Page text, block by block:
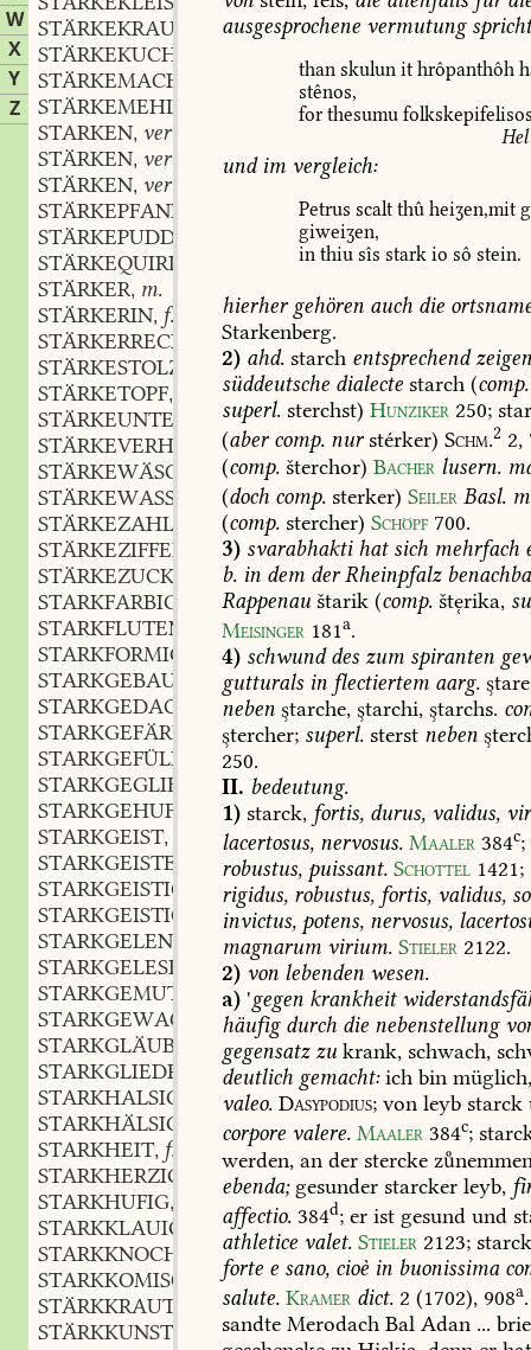
W
X
Y
Z
STÄRKEKRAUT
STÄRKEKUCHEN
STÄRKEMACHER
STÄRKEMEHL
STARKEN, verb.
STÄRKEN, verb.
STÄRKEN, verb.
STÄRKEPFANNKUCHEN
m.
STÄRKEPUDDING
STÄRKEQUIRL
STÄRKER, m.
STÄRKERIN, f.
STÄRKERRECHT
n.
STÄRKESTOLZ
STÄRKETOPF,
STÄRKEUNTERSCHIED,m.
STÄRKEVERHÄLTNIS,n.
STÄRKEWÄSCHE
f.
STÄRKEWASSER
n.
STÄRKEZAHL
STÄRKEZIFFER
STÄRKEZUCKER
m.
STARKFARBIG
STARKFLUTEND
adj.
STARKFORMIG
adj.
STARKGEBAUT
adj.
STARKGEDACKT
n.
STARKGEFÄRBT
adj.
STARKGEFÜLLT
adj.
STARKGEGLIEDERT,
adj.
STARKGEHUFT
adj.
STARKGEIST,
STARKGEISTEREI
f.
STARKGEISTIG
adj.
STARKGEISTIGKEIT,f.
STARKGELENDET
adj.
STARKGELESEN
adj.
STARKGEMUT
STARKGEWACHSEN,adj.
STARKGLÄUBIG
adj.
STARKGLIEDRIG
adj.
STARKHALSIG
STARKHÄLSIG
STARKHEIT, f.
STARKHERZIG
STARKHUFIG,
STARKKLAUIG
adj.
STARKKNOCHIG
adj.
STARKKOMISCH
adj.
STÄRKKRAUT
STÄRKKUNST
ausgesprochene vermutung
than skulun it hrôpanthôh
stênos,
for thesumu
undim vergleich:
Petrus scalt thû heiʒen,mit
giweiʒen,
in thiu sîs stark io sô stein.
hierhergehören auch die
Starkenberg.
2) ahd. starch entsprechend
süddeutsche dialecte starch (comp.
superl. sterchst) Hunziker 250;
(abercomp. nurstérker) Schm.2 2,
(comp. šterchor) Bacher lusern.
(doch comp. sterker) Seiler Basl.
(comp. stercher) Schöpf 700.
3) svarabhaktihatsich mehrfach
b. in dem derRheinpfalz
Rappenau štarik (comp. štrika,
Meisinger 181a.
4) schwunddes zum spiranten
gutturals in flectiertem aarg.
neben tarche, tarchi, tarchs.
tercher; superl. sterst neben
250.
II. bedeutung.
1) starck, fortis, durus, validus,
lacertosus, nervosus. Maaler 384c;
robustus, puissant. Schottel 1421;
rigidus, robustus, fortis, validus,
invictus, potens, nervosus,
magnarum virium. Stieler 2122.
2) von lebenden wesen.
a) 'gegen krankheit
häufigdurch die nebenstellung
gegensatzzu krank, schwach,
deutlich gemacht:ich bin
valeo. Dasypodius; von leyb starck
corpore valere. Maaler 384c;
werden, an der stercke
ebenda;gesunder starcker leyb,
affectio. 384d; er ist gesund und
athletice valet. Stieler 2123;
forte e sano, cioè in buonissima
salute. Kramer dict. 2 (1702), 908a.
sandte Merodach Bal Adan ...